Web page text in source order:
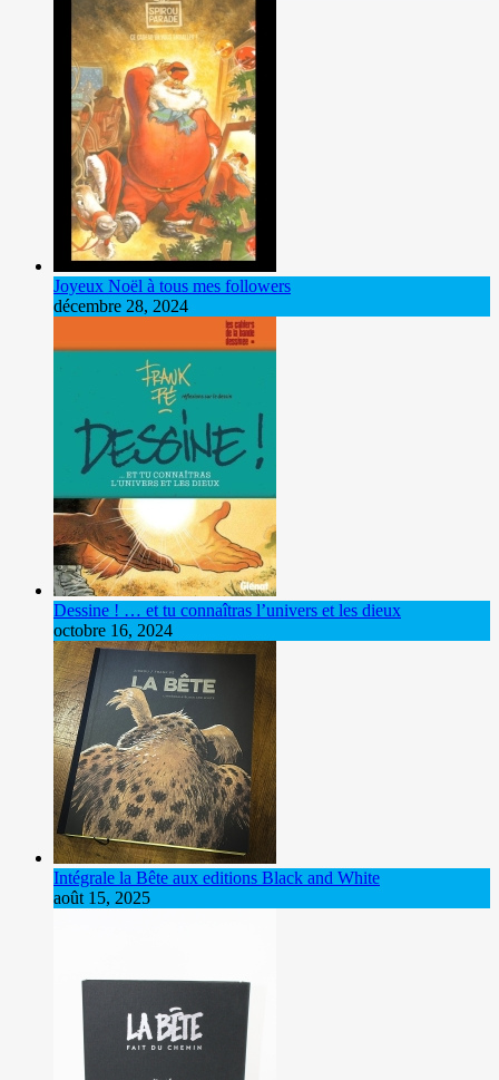
Joyeux Noël à tous mes followers
décembre 28, 2024
Dessine ! … et tu connaîtras l’univers et les dieux
octobre 16, 2024
Intégrale la Bête aux editions Black and White
août 15, 2025